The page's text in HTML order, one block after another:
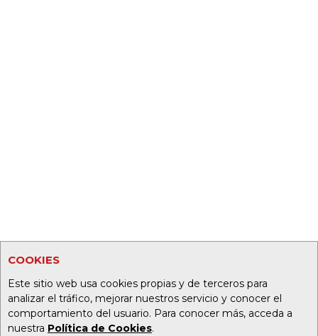
COOKIES
Este sitio web usa cookies propias y de terceros para
analizar el tráfico, mejorar nuestros servicio y conocer el
comportamiento del usuario. Para conocer más, acceda a
nuestra Política de Cookies.